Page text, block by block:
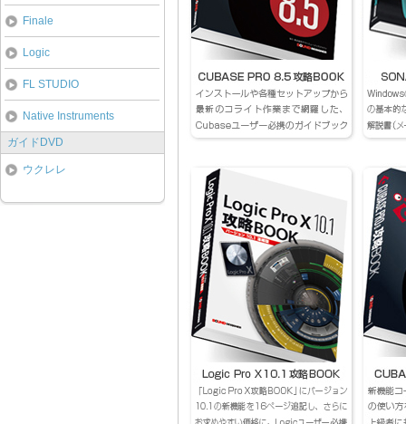
Finale
Logic
FL STUDIO
Native Instruments
ガイドDVD
ウクレレ